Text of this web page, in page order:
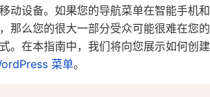
动设备。如果您的导航菜单在智能手机和
那么您的很大一部分受众可能很难在您的
。 在本指南中，我们将向您展示如何创建
菜单。